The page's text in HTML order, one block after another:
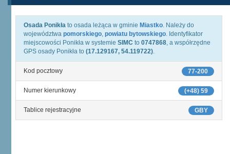
Osada Ponikła to osada leżąca w gminie Miastko. Należy do
województwa pomorskiego, powiatu bytowskiego. Identyfikator
miejscowości Ponikła w systemie SIMC to 0747868, a współrzędne
GPS osady Ponikła to (17.129167, 54.119722).
77-200
Kod pocztowy
(+48) 59
Numer kierunkowy
GBY
Tablice rejestracyjne